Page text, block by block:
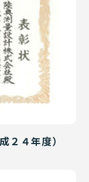
２４年度）